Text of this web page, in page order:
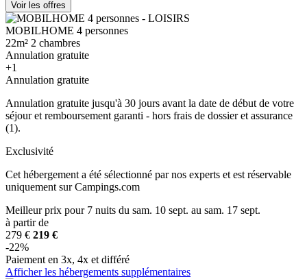
Voir les offres
MOBILHOME 4 personnes
22m² 2 chambres
Annulation gratuite
+1
Annulation gratuite
Annulation gratuite jusqu'à 30 jours avant la date de début de votre
séjour et remboursement garanti - hors frais de dossier et assurance
(1).
Exclusivité
Cet hébergement a été sélectionné par nos experts et est réservable
uniquement sur Campings.com
Meilleur prix pour 7 nuits du sam. 10 sept. au sam. 17 sept.
à partir de
279 € 219 €
-22%
Paiement en 3x, 4x et différé
Afficher les hébergements supplémentaires